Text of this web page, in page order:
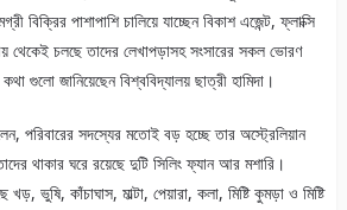
বিক্রির পাশাপাশি চালিয়ে যাচ্ছেন বিকাশ এজেন্ট, ফ্লাক্সি
চলছে তাদের লেখাপড়াসহ সংসারের সকল ভোরণ
গুলো জানিয়েছেন বিশ্ববিদ্যালয় ছাত্রী হামিদা।
পরিবারের সদস্যের মতোই বড় হচ্ছে তার অস্ট্রেলিয়ান
থাকার ঘরে রয়েছে দুটি সিলিং ফ্যান আর মশারি।
খড়, ভুষি, কাঁচাঘাস, মাল্টা, পেয়ারা, কলা, মিষ্টি কুমড়া ও মিষ্টি